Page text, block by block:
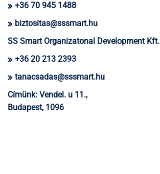
+36 70 945 1488
biztositas@sssmart.hu
SS Smart Organizatonal Development Kft.
+36 20 213 2393
tanacsadas@sssmart.hu
Címünk: Vendel. u 11.,
Budapest, 1096